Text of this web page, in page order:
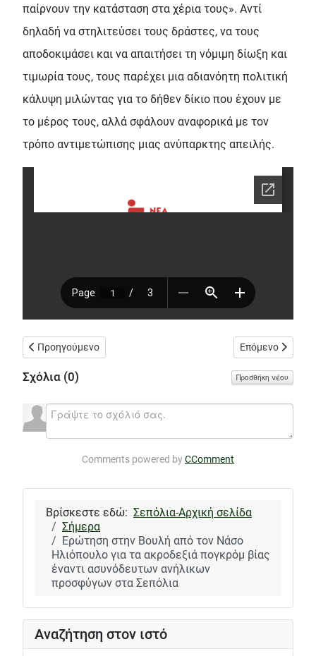
Αναζήτηση στον ιστό
παίρνουν την κατάσταση στα χέρια τους». Αντί
δηλαδή να στηλιτεύσει τους δράστες, να τους
αποδοκιμάσει και να απαιτήσει τη νόμιμη δίωξη και
τιμωρία τους, τους παρέχει μια αδιανόητη πολιτική
κάλυψη μιλώντας για το δήθεν δίκιο που έχουν με
το μέρος τους, αλλά σφάλουν αναφορικά με τον
τρόπο αντιμετώπισης μιας ανύπαρκτης απειλής.
Προηγούμενο άρθρο: Απάντηση στην φασιστικού χαρακτήρα
Προηγούμενο Επόμενο άρθρο:
Επόμενο
Σχόλια (0) Προσθήκη νέου
Comments powered byCComment
Βρίσκεστε εδώ: Σεπόλια-Αρχική σελίδα
Σήμερα
Ερώτηση στην Βουλή από τον Νάσο
Ηλιόπουλο για τα ακροδεξιά πογκρόμ βίας
έναντι ασυνόδευτων ανήλικων
προσφύγων στα Σεπόλια